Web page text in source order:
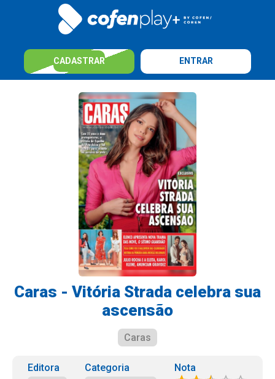
CADASTRAR ENTRAR
Caras - Vitória Strada celebra sua
ascensão
Caras
Editora
Categoria
Nota